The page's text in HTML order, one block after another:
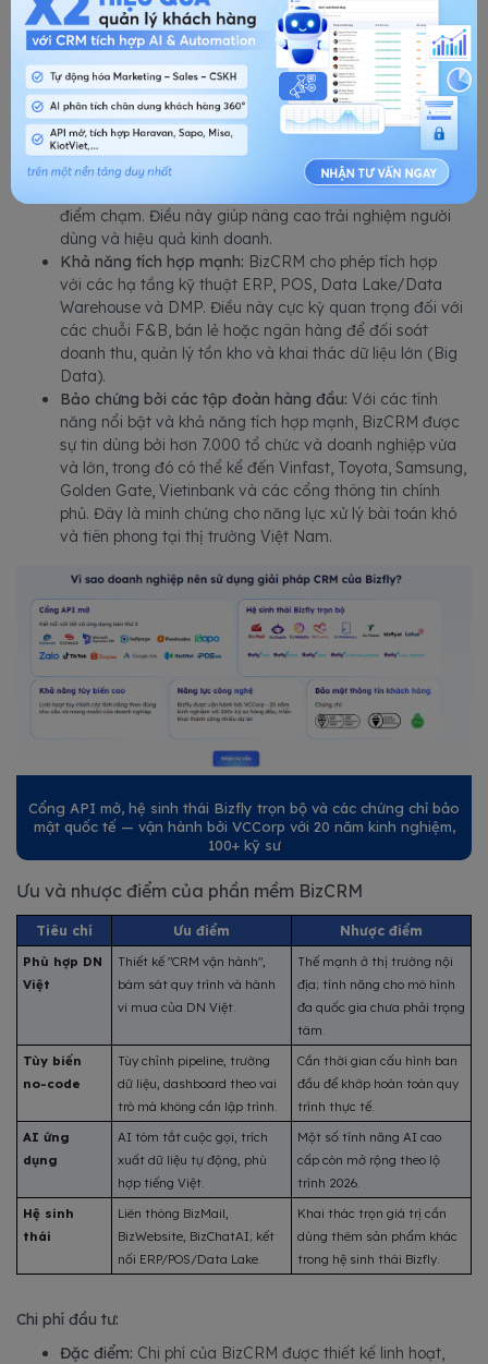
Nằm trong hệ sinh thái chuyển đổi số toàn diện của Bizfly
(thuộc VCCorp), BizCRM trở thành trung tâm thông tin quan
trọng cho các doanh nghiệp, nhất là những doanh nghiệp lớn,
nhiều thông tin.
Hệ sinh thái Bizfly:BizCRM cho phép kết nối với các giải
pháp chuyển đổi số của Bizfly như BizMail, BizWebsite,
BizChatAI, BizTicket, tạo nên dòng chảy dữ liệu liên
điểm chạm. Điều này giúp nâng cao trải nghiệm người
dùng và hiệu quả kinh doanh.
Khả năng tích hợp mạnh: BizCRM cho phép tích hợp
với các hạ tầng kỹ thuật ERP, POS, Data Lake/Data
Warehouse và DMP. Điều này cực kỳ quan trọng đối với
các chuỗi F&B, bán lẻ hoặc ngân hàng để đối soát
doanh thu, quản lý tồn kho và khai thác dữ liệu lớn (Big
Data).
Bảo chứng bởi các tập đoàn hàng đầu: Với các tính
năng nổi bật và khả năng tích hợp mạnh, BizCRM được
sự tin dùng bởi hơn 7.000 tổ chức và doanh nghiệp vừa
và lớn, trong đó có thể kể đến Vinfast, Toyota, Samsung,
Golden Gate, Vietinbank và các cổng thông tin chính
phủ. Đây là minh chứng cho năng lực xử lý bài toán khó
và tiên phong tại thị trường Việt Nam.
Cổng API mở, hệ sinh thái Bizfly trọn bộ và các chứng chỉ bảo
mật quốc tế — vận hành bởi VCCorp với 20 năm kinh nghiệm,
100+ kỹ sư
Ưu và nhược điểm của phần mềm BizCRM
Tiêu chí Ưu điểm Nhược điểm
Phù hợp DN
Việt
Thiết kế "CRM vận hành",
bám sát quy trình và hành
vi mua của DN Việt.
Thế mạnh ở thị trường nội
địa; tính năng cho mô hình
đa quốc gia chưa phải trọng
tâm.
Tùy biến
no-code
Tùy chỉnh pipeline, trường
dữ liệu, dashboard theo vai
trò mà không cần lập trình.
Cần thời gian cấu hình ban
đầu để khớp hoàn toàn quy
trình thực tế.
AI ứng
dụng
AI tóm tắt cuộc gọi, trích
xuất dữ liệu tự động, phù
hợp tiếng Việt.
Một số tính năng AI cao
cấp còn mở rộng theo lộ
trình 2026.
Hệ sinh
thái
Liên thông BizMail,
BizWebsite, BizChatAI; kết
nối ERP/POS/Data Lake.
Khai thác trọn giá trị cần
dùng thêm sản phẩm khác
trong hệ sinh thái Bizfly.
Chi phí đầu tư:
Đặc điểm: Chi phí của BizCRM được thiết kế linh hoạt,